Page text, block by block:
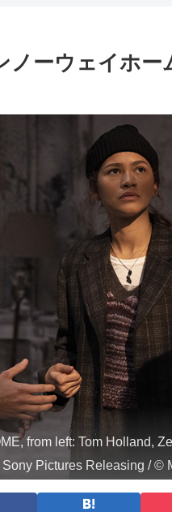
ノーウェイホー
from left: Tom Holland,
Sony Pictures Releasing / ©